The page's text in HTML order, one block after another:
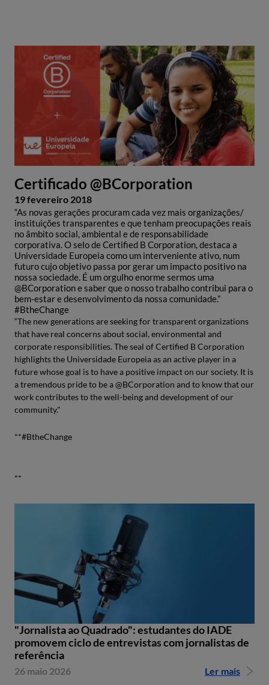
Certificado @BCorporation
19 fevereiro 2018
“As novas gerações procuram cada vez mais organizações/
instituições transparentes e que tenham preocupações reais
no âmbito social, ambiental e de responsabilidade
corporativa. O selo de Certified B Corporation, destaca a
Universidade Europeia como um interveniente ativo, num
futuro cujo objetivo passa por gerar um impacto positivo na
nossa sociedade. É um orgulho enorme sermos uma
@BCorporation e saber que o nosso trabalho contribui para o
bem-estar e desenvolvimento da nossa comunidade.”
#BtheChange
“The new generations are seeking for transparent organizations
that have real concerns about social, environmental and
corporate responsibilities. The seal of Certified B Corporation
highlights the Universidade Europeia as an active player in a
future whose goal is to have a positive impact on our society. It is
a tremendous pride to be a @BCorporation and to know that our
work contributes to the well-being and development of our
community."
**#BtheChange
**
"Jornalista ao Quadrado": estudantes do IADE
promovem ciclo de entrevistas com jornalistas de
referência
26 maio 2026 Ler mais